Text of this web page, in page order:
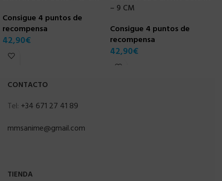
Consigue 4 puntos de
recompensa
42,90€
– 9 CM
Consigue 4 puntos de
recompensa
42,90€
CONTACTO
Tel: +34 671 27 41 89
mmsanime@gmail.com
TIENDA